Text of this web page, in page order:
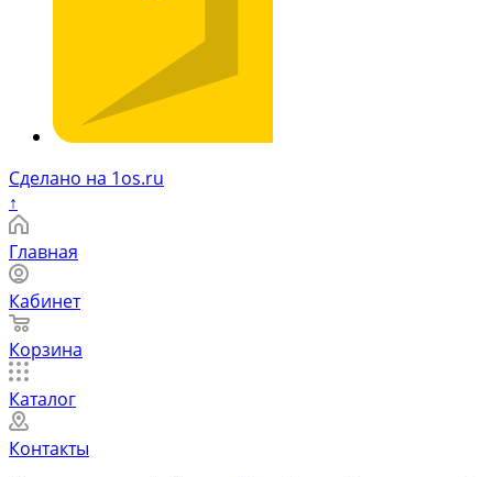
Сделано на 1os.ru
↑
Главная
Кабинет
Корзина
Каталог
Контакты